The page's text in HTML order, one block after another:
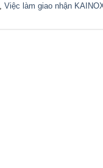
Việc làm giao nhận